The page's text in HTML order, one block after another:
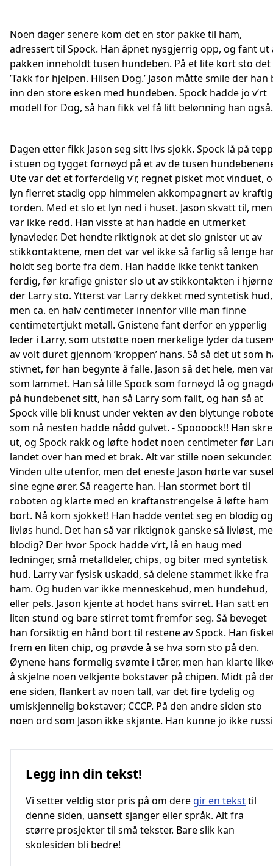
Noen dager senere kom det en stor pakke til ham,
adressert til Spock. Han åpnet nysgjerrig opp, og fant ut
pakken inneholdt tusen hundeben. På et lite kort sto det
’Takk for hjelpen. Hilsen Dog.’ Jason måtte smile der han
inn den store esken med hundeben. Spock hadde jo v‘rt
modell for Dog, så han fikk vel få litt belønning han også.
Dagen etter fikk Jason seg sitt livs sjokk. Spock lå på
i stuen og tygget fornøyd på et av de tusen
Ute var det et forferdelig v‘r, regnet pisket mot vinduet,
lyn flerret stadig opp himmelen akkompagnert av kraftig
torden. Med et slo et lyn ned i huset. Jason skvatt til, men
var ikke redd. Han visste at han hadde en utmerket
lynavleder. Det hendte riktignok at det slo gnister ut av
stikkontaktene, men det var vel ikke så farlig så lenge
holdt seg borte fra dem. Han hadde ikke tenkt tanken
ferdig, før krafige gnister slo ut av stikkontakten i
der Larry sto. Ytterst var Larry dekket med syntetisk hud,
men ca. en halv centimeter innenfor ville man finne
centimetertjukt metall. Gnistene fant derfor en ypperlig
leder i Larry, som utstøtte noen merkelige lyder da
av volt duret gjennom ’kroppen’ hans. Så så det ut som
stivnet, før han begynte å falle. Jason så det hele, men
som lammet. Han så lille Spock som fornøyd lå og
på hundebenet sitt, han så Larry som fallt, og han så at
Spock ville bli knust under vekten av den blytunge
som nå nesten hadde nådd gulvet. - Spoooock!! Han
ut, og Spock rakk og løfte hodet noen centimeter før
landet over han med et brak. Alt var stille noen sekunder.
Vinden ulte utenfor, men det eneste Jason hørte var
sine egne ører. Så reagerte han. Han stormet bort til
roboten og klarte med en kraftanstrengelse å løfte ham
bort. Nå kom sjokket! Han hadde ventet seg en blodig og
livløs hund. Det han så var riktignok ganske så livløst,
blodig? Der hvor Spock hadde v‘rt, lå en haug med
ledninger, små metalldeler, chips, og biter med syntetisk
hud. Larry var fysisk uskadd, så delene stammet ikke fra
ham. Og huden var ikke menneskehud, men hundehud,
eller pels. Jason kjente at hodet hans svirret. Han satt en
liten stund og bare stirret tomt fremfor seg. Så beveget
han forsiktig en hånd bort til restene av Spock. Han
frem en liten chip, og prøvde å se hva som sto på den.
Øynene hans formelig svømte i tårer, men han klarte
å skjelne noen velkjente bokstaver på chipen. Midt på
ene siden, flankert av noen tall, var det fire tydelig og
umiskjennelig bokstaver; CCCP. På den andre siden sto
noen ord som Jason ikke skjønte. Han kunne jo ikke
Legg inn din tekst!
Vi setter veldig stor pris på om dere gir en teksttil
denne siden, uansett sjanger eller språk. Alt fra
større prosjekter til små tekster. Bare slik kan
skolesiden bli bedre!